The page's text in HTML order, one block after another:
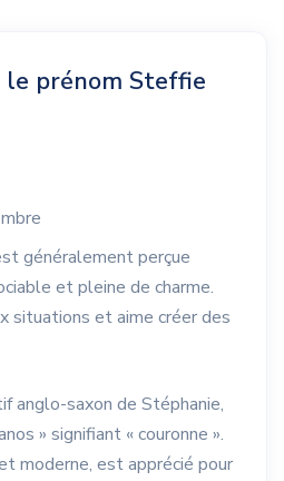
le prénom Steffie
généralement perçue
et pleine de charme.
situations et aime créer des
anglo-saxon de Stéphanie,
» signifiant « couronne ».
moderne, est apprécié pour